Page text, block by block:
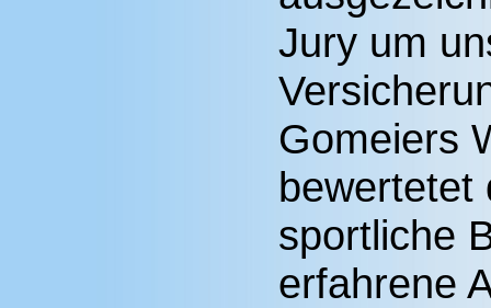
Jury um
Gomeiers
bewertetet
sportliche
erfahrene